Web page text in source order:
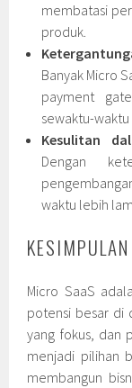
membatasi
produk.
Banyak Micro
payment
sewaktu-
Kesulitan
Dengan
waktu lebih
KESIMPULAN
Micro SaaS
potensi besar di
yang fokus, dan
menjadi pilihan
membangun